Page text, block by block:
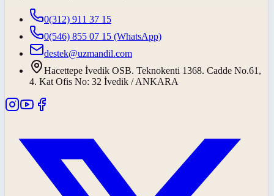
0(312) 911 37 15
0(546) 855 07 15 (WhatsApp)
destek@uzmandil.com
Hacettepe İvedik OSB. Teknokenti 1368. Cadde No.61,
4. Kat Ofis No: 32 İvedik / ANKARA